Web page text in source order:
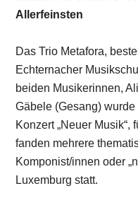
Allerfeinsten
Das Trio Metafora,
Echternacher
beiden Musikerinnen,
Gäbele (Gesang)
Konzert „Neuer
fanden mehrere
Komponist/innen oder
Luxemburg statt.